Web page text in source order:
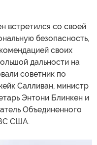
встретился со своей
безопасность,
своих
дальности на
советник по
Салливан, министр
Энтони Блинкен и
Объединенного
США.